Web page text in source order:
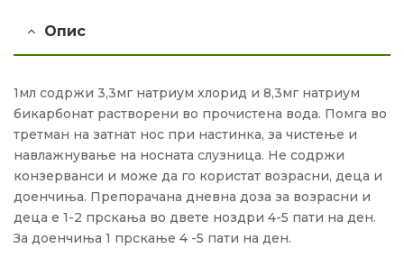
Опис
1мл содржи 3,3мг натриум хлорид и 8,3мг натриум
бикарбонат растворени во прочистена вода. Помга во
третман на затнат нос при настинка, за чистење и
навлажнување на носната слузница. Не содржи
конзерванси и може да го користат возрасни, деца и
доенчиња. Препорачана дневна доза за возрасни и
деца е 1-2 прскања во двете ноздри 4-5 пати на ден.
За доенчиња 1 прскање 4 -5 пати на ден.